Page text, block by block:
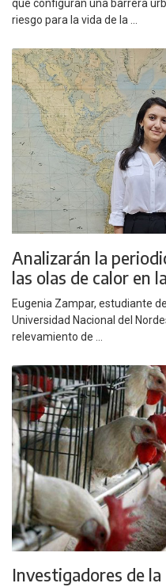
que configuran una barrera
riesgo para la vida de la ...
Analizarán la
las olas de calor en
Eugenia Zampar, estudiante
Universidad Nacional del
relevamiento de ...
Investigadores de